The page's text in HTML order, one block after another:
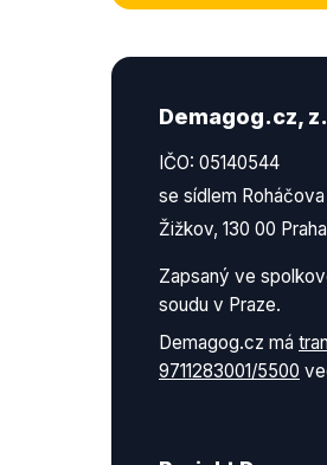
Demagog.cz,
IČO: 05140544
se sídlem Roháčova
Žižkov, 130 00
Zapsaný ve
soudu v Praze.
Demagog.cz má
9711283001/5500